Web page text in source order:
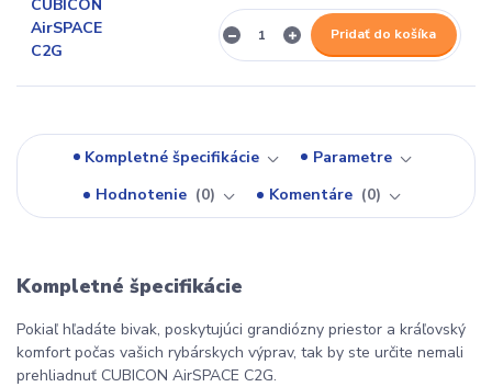
Pridať do košíka
Kompletné špecifikácie
Parametre
Hodnotenie
0 Komentáre 0
Kompletné špecifikácie
Pokiaľ hľadáte bivak, poskytujúci grandiózny priestor a kráľovský
komfort počas vašich rybárskych výprav, tak by ste určite nemali
prehliadnuť CUBICON AirSPACE C2G.